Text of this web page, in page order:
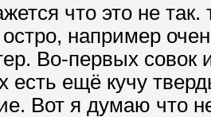
что это не
например
Во-первых
есть ещё кучу
Вот я думаю что